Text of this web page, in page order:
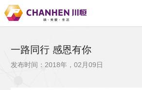
一路同行 感恩有你
发布时间：2018年，02月09日